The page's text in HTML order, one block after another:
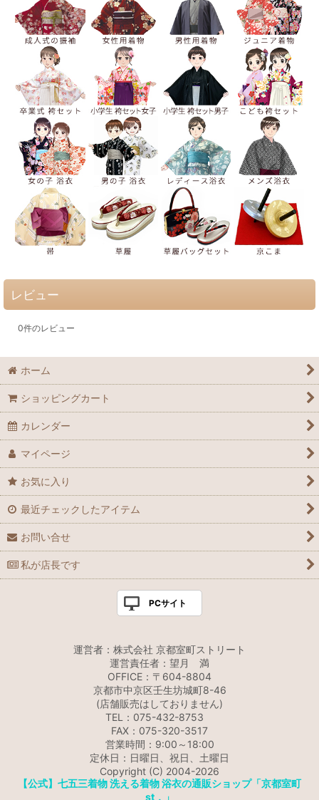
レビュー
0件のレビュー
ホーム
ショッピングカート
カレンダー
マイページ
お気に入り
最近チェックしたアイテム
お問い合せ
私が店長です
PCサイト
運営者：株式会社 京都室町ストリート
運営責任者：望月 満
OFFICE：〒604-8804
京都市中京区壬生坊城町8-46
(店舗販売はしておりません)
TEL：075-432-8753
FAX：075-320-3517
営業時間：9:00～18:00
定休日：日曜日、祝日、土曜日
Copyright (C) 2004-2026
【公式】七五三着物 洗える着物 浴衣の通販ショップ「京都室町
st．」